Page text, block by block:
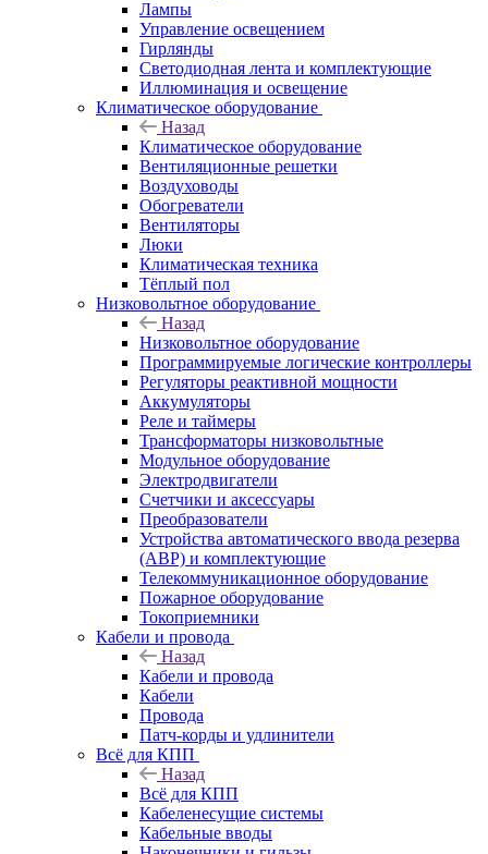
Лампы
Управление освещением
Гирлянды
Светодиодная лента и комплектующие
Иллюминация и освещение
Климатическое оборудование
Назад
Климатическое оборудование
Вентиляционные решетки
Воздуховоды
Обогреватели
Вентиляторы
Люки
Климатическая техника
Тёплый пол
Низковольтное оборудование
Назад
Низковольтное оборудование
Программируемые логические контроллеры
Регуляторы реактивной мощности
Аккумуляторы
Реле и таймеры
Трансформаторы низковольтные
Модульное оборудование
Электродвигатели
Счетчики и аксессуары
Преобразователи
Устройства автоматического ввода резерва
(АВР) и комплектующие
Телекоммуникационное оборудование
Пожарное оборудование
Токоприемники
Кабели и провода
Назад
Кабели и провода
Кабели
Провода
Патч-корды и удлинители
Всё для КПП
Назад
Всё для КПП
Кабеленесущие системы
Кабельные вводы